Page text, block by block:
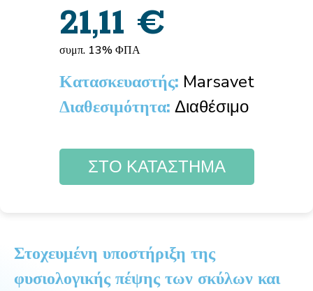
21,11 €
συμπ. 13% ΦΠΑ
Κατασκευαστής: Marsavet
Διαθεσιμότητα: Διαθέσιμο
ΣΤΟ ΚΑΤΑΣΤΗΜΑ
Στοχευμένη υποστήριξη της
φυσιολογικής πέψης των σκύλων και